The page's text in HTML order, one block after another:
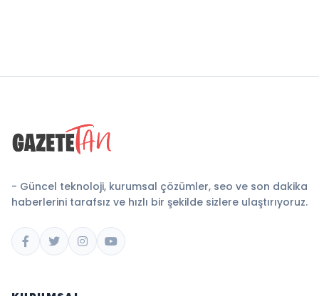
- Güncel teknoloji, kurumsal çözümler, seo ve son dakika
haberlerini tarafsız ve hızlı bir şekilde sizlere ulaştırıyoruz.